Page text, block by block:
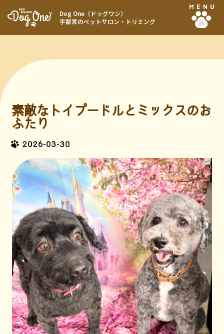
Dog One（ドッグワン）
宇都宮のペットサロン・トリミング
MENU
素敵なトイプードルとミックスのお
ふたり
2026-03-30